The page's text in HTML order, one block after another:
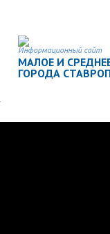
Информационный сайт
МАЛОЕ И
ГОРОДА